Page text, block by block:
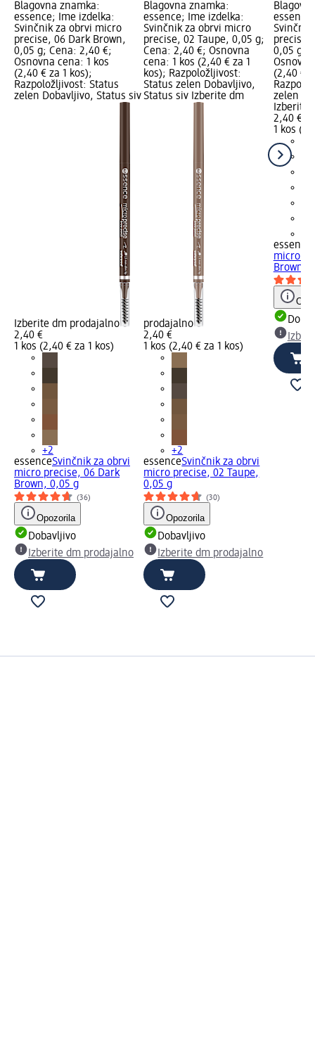
Blagovna znamka:
essence; Ime izdelka:
Svinčnik za obrvi micro
precise, 06 Dark Brown,
0,05 g; Cena: 2,40 €;
Osnovna cena: 1 kos
(2,40 € za 1 kos);
Razpoložljivost: Status
zelen Dobavljivo, Status siv
Izberite dm prodajalno
2,40 €
1 kos (2,40 € za 1 kos)
+2
essenceSvinčnik za obrvi
micro precise, 06 Dark
Brown, 0,05 g
(36)
Opozorila
Dobavljivo
Izberite dm prodajalno
Blagovna znamka:
essence; Ime izdelka:
Svinčnik za obrvi micro
precise, 02 Taupe, 0,05 g;
Cena: 2,40 €; Osnovna
cena: 1 kos (2,40 € za 1
kos); Razpoložljivost:
Status zelen Dobavljivo,
Status siv Izberite dm
prodajalno
2,40 €
1 kos (2,40 € za 1 kos)
+2
essenceSvinčnik za obrvi
micro precise, 02 Taupe,
0,05 g
(30)
Opozorila
Dobavljivo
Izberite dm prodajalno
precise,
0,05 g;
(2,40 €
zelen
Izberite
2,40 €
1 kos
essence
micro
Brown,